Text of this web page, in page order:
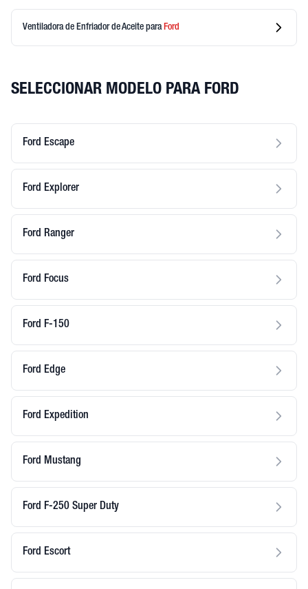
Ventiladora de Enfriador de Aceite para Ford
SELECCIONAR MODELO PARA FORD
Ford Escape
Ford Explorer
Ford Ranger
Ford Focus
Ford F-150
Ford Edge
Ford Expedition
Ford Mustang
Ford F-250 Super Duty
Ford Escort